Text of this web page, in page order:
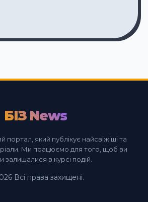
БІЗ News
портал, який публікує найсвіжіші та
Ми працюємо для того, щоб ви
залишалися в курсі подій.
Всі права захищені.